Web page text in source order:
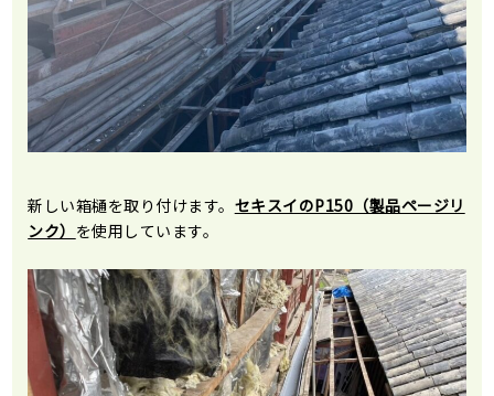
新しい箱樋を取り付けます。 セキスイのP150（製品ページリ
ンク） を使用しています。